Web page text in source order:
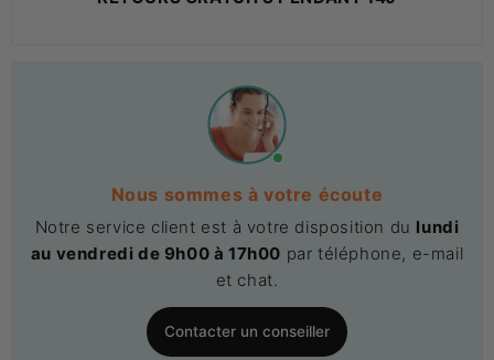
Nous sommes à votre écoute
Notre service client est à votre disposition du lundi
au vendredi de 9h00 à 17h00 par téléphone, e-mail
et chat.
Contacter un conseiller